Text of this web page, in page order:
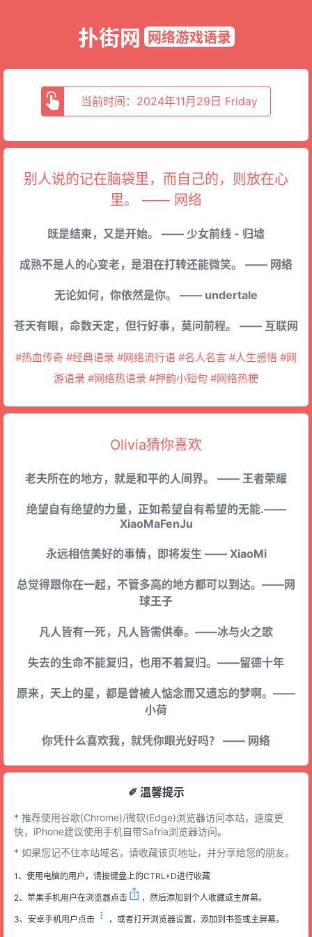
扑街网 网络游戏语录
当前时间：2024年11月29日 Friday
别人说的记在脑袋里，而自己的，则放在心
里。 —— 网络
既是结束，又是开始。 —— 少女前线 - 归墟
成熟不是人的心变老，是泪在打转还能微笑。 —— 网络
无论如何，你依然是你。 —— undertale
苍天有眼，命数天定，但行好事，莫问前程。 —— 互联网
#热血传奇 #经典语录 #网络流行语 #名人名言 #人生感悟 #网
游语录 #网络热语录 #押韵小短句 #网络热梗
Olivia猜你喜欢
老夫所在的地方，就是和平的人间界。 —— 王者荣耀
绝望自有绝望的力量，正如希望自有希望的无能.——
XiaoMaFenJu
永远相信美好的事情，即将发生 —— XiaoMi
总觉得跟你在一起，不管多高的地方都可以到达。——网
球王子
凡人皆有一死，凡人皆需供奉。——冰与火之歌
失去的生命不能复归，也用不着复归。——留德十年
原来，天上的星，都是曾被人惦念而又遗忘的梦啊。——
小荷
你凭什么喜欢我，就凭你眼光好吗？ —— 网络
✐ 溫馨提示
* 推荐使用谷歌(Chrome)/微软(Edge)浏览器访问本站，速度更
快，iPhone建议使用手机自带Safria浏览器访问。
* 如果您记不住本站域名，请收藏该页地址，并分享给您的朋友。
1、使用电脑的用户，请按键盘上的CTRL+D进行收藏
2、苹果手机用户在浏览器点击 ，然后添加到个人收藏或主屏幕。
3、安卓手机用户点击 ，或者打开浏览器设置，添加到书签或主屏幕。